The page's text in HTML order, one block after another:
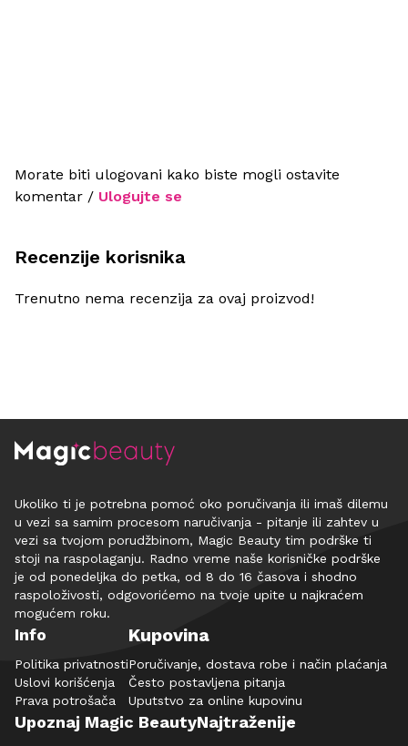
Morate biti ulogovani kako biste mogli ostavite
komentar / Ulogujte se
Recenzije korisnika
Trenutno nema recenzija za ovaj proizvod!
Ukoliko ti je potrebna pomoć oko poručivanja ili imaš dilemu
u vezi sa samim procesom naručivanja - pitanje ili zahtev u
vezi sa tvojom porudžbinom, Magic Beauty tim podrške ti
stoji na raspolaganju. Radno vreme naše korisničke podrške
je od ponedeljka do petka, od 8 do 16 časova i shodno
raspoloživosti, odgovorićemo na tvoje upite u najkraćem
mogućem roku.
Info
Politika privatnosti
Uslovi korišćenja
Prava potrošača
Kupovina
Poručivanje, dostava robe i način plaćanja
Često postavljena pitanja
Uputstvo za online kupovinu
Upoznaj Magic BeautyNajtraženije